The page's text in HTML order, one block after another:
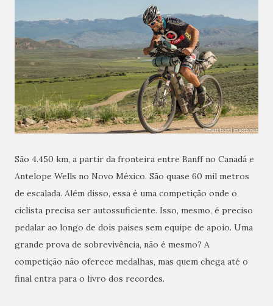
São 4.450 km, a partir da fronteira entre Banff no Canadá e
Antelope Wells no Novo México. São quase 60 mil metros
de escalada. Além disso, essa é uma competição onde o
ciclista precisa ser autossuficiente. Isso, mesmo, é preciso
pedalar ao longo de dois países sem equipe de apoio. Uma
grande prova de sobrevivência, não é mesmo? A
competição não oferece medalhas, mas quem chega até o
final entra para o livro dos recordes.